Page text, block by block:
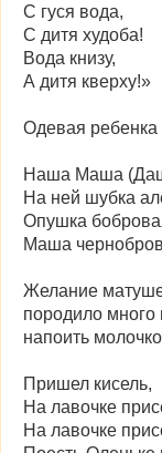
С гуся вода,
С дитя худоба!
Вода книзу,
А дитя кверху!»
Одевая ребенка
Наша Маша
На ней шубка
Опушка
Маша
Желание
породило много
напоить
Пришел кисель,
На лавочке
На лавочке